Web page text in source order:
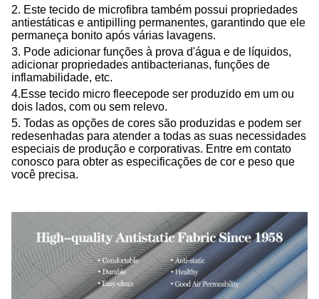
2. Este tecido de microfibra também possui propriedades
antiestáticas e antipilling permanentes, garantindo que ele
permaneça bonito após várias lavagens.
3. Pode adicionar funções à prova d'água e de líquidos,
adicionar propriedades antibacterianas, funções de
inflamabilidade, etc.
4.Esse tecido micro fleecepode ser produzido em um ou
dois lados, com ou sem relevo.
5. Todas as opções de cores são produzidas e podem ser
redesenhadas para atender a todas as suas necessidades
especiais de produção e corporativas. Entre em contato
conosco para obter as especificações de cor e peso que
você precisa.